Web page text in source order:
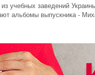
учебных заведений
альбомы выпускника -